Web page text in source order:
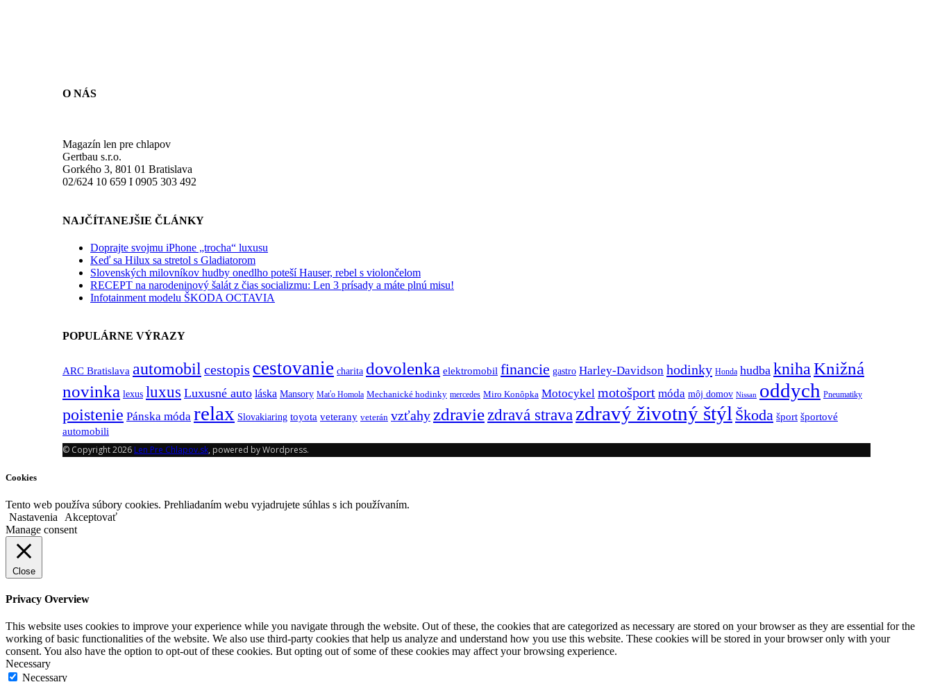
O NÁS
Magazín len pre chlapov
Gertbau s.r.o.
Gorkého 3, 801 01 Bratislava
02/624 10 659 I 0905 303 492
NAJČÍTANEJŠIE ČLÁNKY
Doprajte svojmu iPhone „trocha“ luxusu
Keď sa Hilux sa stretol s Gladiatorom
Slovenských milovníkov hudby onedlho poteší Hauser, rebel s violončelom
RECEPT na narodeninový šalát z čias socializmu: Len 3 prísady a máte plnú misu!
Infotainment modelu ŠKODA OCTAVIA
POPULÁRNE VÝRAZY
ARC Bratislava automobil cestopis cestovanie charita dovolenka elektromobil financie gastro Harley-Davidson hodinky Honda hudba kniha Knižná
novinka lexus luxus Luxusné auto láska Mansory Maťo Homola Mechanické hodinky mercedes Miro Konôpka Motocykel motošport móda môj domov Nissan oddych Pneumatiky
poistenie Pánska móda relax Slovakiaring toyota veterany veterán vzťahy zdravie zdravá strava zdravý životný štýl Škoda šport športové
automobili
© Copyright 2026 Len Pre Chlapov.sk, powered by Wordpress.
Cookies
Tento web používa súbory cookies. Prehliadaním webu vyjadrujete súhlas s ich používaním.
Nastavenia
Akceptovať
Manage consent
Close
Privacy Overview
This website uses cookies to improve your experience while you navigate through the website. Out of these, the cookies that are categorized as necessary are stored on your browser as they are essential for the
working of basic functionalities of the website. We also use third-party cookies that help us analyze and understand how you use this website. These cookies will be stored in your browser only with your
consent. You also have the option to opt-out of these cookies. But opting out of some of these cookies may affect your browsing experience.
Necessary
Necessary